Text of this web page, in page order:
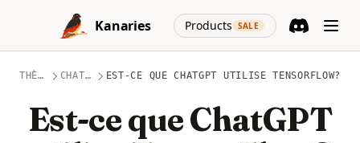
Skip to content
Kanaries
Products SALE
(opens in a
THÈMES CHATGPT EST-CE QUE CHATGPT UTILISE TENSORFLOW?
Est-ce que ChatGPT